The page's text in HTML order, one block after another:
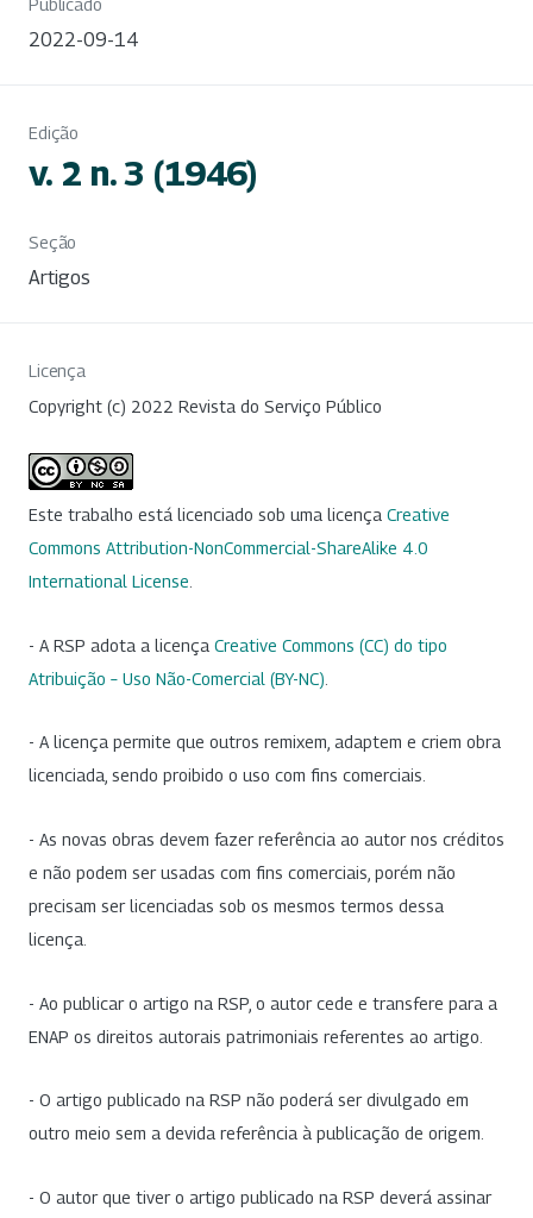
2022-09-14
Edição
v. 2 n. 3 (1946)
Seção
Artigos
Licença
Copyright (c) 2022 Revista do Serviço Público
Este trabalho está licenciado sob uma licença Creative
Commons Attribution-NonCommercial-ShareAlike 4.0
International License
- A RSP adota a licença Creative Commons (CC) do tipo
Atribuição – Uso Não-Comercial (BY-NC)
- A licença permite que outros remixem, adaptem e criem obra
licenciada, sendo proibido o uso com fins comerciais.
- As novas obras devem fazer referência ao autor nos créditos
e não podem ser usadas com fins comerciais, porém não
precisam ser licenciadas sob os mesmos termos dessa
licença.
- Ao publicar o artigo na RSP, o autor cede e transfere para a
ENAP os direitos autorais patrimoniais referentes ao artigo.
- O artigo publicado na RSP não poderá ser divulgado em
outro meio sem a devida referência à publicação de origem.
- O autor que tiver o artigo publicado na RSP deverá assinar